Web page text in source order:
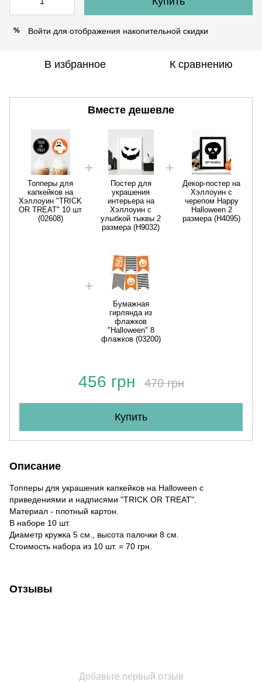
% Войти для отображения накопительной скидки
В избранное К сравнению
Вместе дешевле
Топперы для
капкейков на
Хэллоуин "TRICK
OR TREAT" 10 шт
(02608)
Постер для
украшения
интерьера на
Хэллоуин с
улыбкой тыквы 2
размера (H9032)
Декор-постер на
Хэллоуин с
черепом Happy
Halloween 2
размера (H4095)
Бумажная
гирлянда из
флажков
"Halloween" 8
флажков (03200)
456 грн 470 грн
Купить
Описание
Топперы для украшения капкейков на Halloween с
приведениями и надписями "TRICK OR TREAT".
Материал - плотный картон.
В наборе 10 шт.
Диаметр кружка 5 см., высота палочки 8 см.
Стоимость набора из 10 шт. = 70 грн.
Отзывы
Добавьте первый отзыв